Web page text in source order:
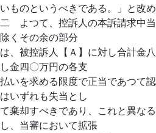
いものというべきである。」と改め
二 よつて、控訴人の本訴請求中
除くその余の部分
は、被控訴人【Ａ】に対し合計金
し金四〇万円の各支
払いを求める限度で正当であつて
はいずれも失当とし
て棄却すべきであり、これと異な
し、当審において拡張